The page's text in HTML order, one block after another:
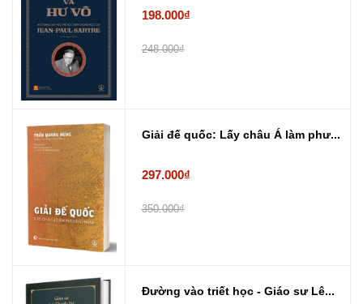
198.000₫
248.000₫
Giải đế quốc: Lấy châu Á làm phư...
297.000₫
350.000₫
Đường vào triết học - Giáo sư Lê...